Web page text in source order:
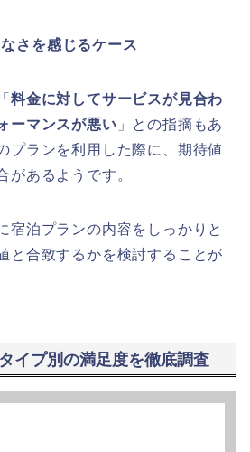
さを感じるケース
料金に対してサービスが見合わ
ーマンスが悪い 」との指摘もあ
プランを利用した際に、期待値
があるようです。
宿泊プランの内容をしっかりと
と合致するかを検討することが
イプ別の満足度を徹底調査